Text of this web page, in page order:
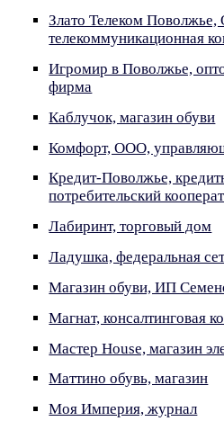
Злато Телеком
телекоммуникационная
Игромир в Поволжье,
фирма
Каблучок, магазин обуви
Комфорт, ООО,
Кредит-Поволжье,
потребительский
Лабиринт, торговый дом
Ладушка, федеральная
Магазин обуви, ИП
Магнат, консалтинговая
Мастер House, магазин
Маттино обувь, магазин
Моя Империя, журнал